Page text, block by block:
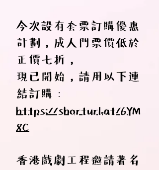
今次設有套票訂購優惠
計劃，成人門票價低於
正價七折，
現已開始，請用以下連
結訂購：
https://shorturl.at/6YM
8C
香港戲劇工程邀請著名